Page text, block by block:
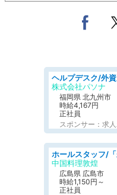
株式会社パソナ
福岡県 北九州市
時給4,167円
正社員
スポンサー：求
中国料理敦煌
広島県 広島市
時給1,150円～
正社員